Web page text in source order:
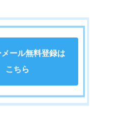
ール無料登録は
こちら